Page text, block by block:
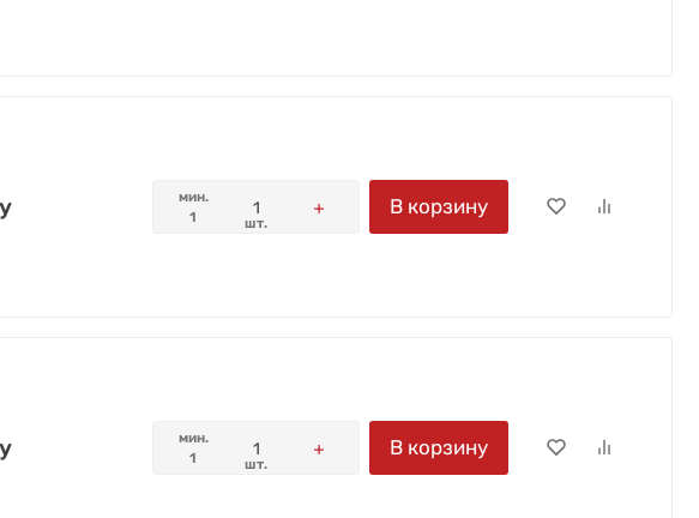
мин.
1
шт.
В корзину
мин.
1
шт.
В корзину